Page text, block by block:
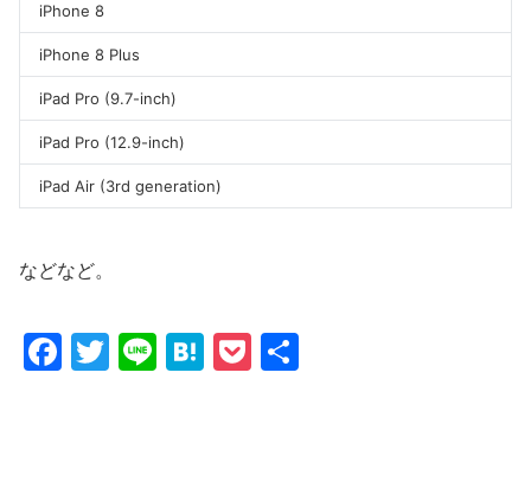
iPhone 8
iPhone 8 Plus
iPad Pro (9.7-inch)
iPad Pro (12.9-inch)
iPad Air (3rd generation)
などなど。
F
T
Li H
P